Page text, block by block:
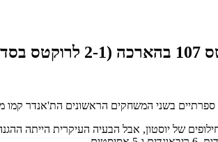
הת'אנדר קמו מחדש במשחק 3 לנצחון בהארכה וצמצמו את הסדרה